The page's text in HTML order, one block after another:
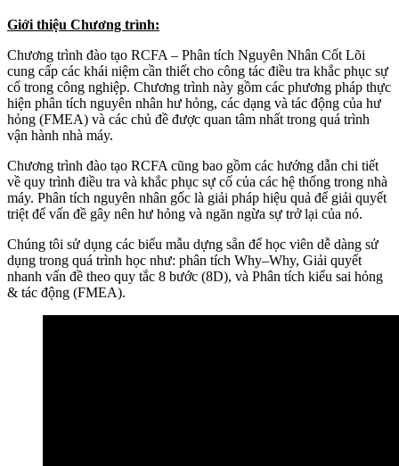
Giới thiệu Chương trình:
Chương trình đào tạo RCFA – Phân tích Nguyên Nhân Cốt Lõi
cung cấp các khái niệm cần thiết cho công tác điều tra khắc phục sự
cố trong công nghiệp. Chương trình này gồm các phương pháp thực
hiện phân tích nguyên nhân hư hỏng, các dạng và tác động của hư
hỏng (FMEA) và các chủ đề được quan tâm nhất trong quá trình
vận hành nhà máy.
Chương trình đào tạo RCFA cũng bao gồm các hướng dẫn chi tiết
về quy trình điều tra và khắc phục sự cố của các hệ thống trong nhà
máy. Phân tích nguyên nhân gốc là giải pháp hiệu quả để giải quyết
triệt để vấn đề gây nên hư hỏng và ngăn ngừa sự trở lại của nó.
Chúng tôi sử dụng các biểu mẫu dựng sẵn để học viên dễ dàng sử
dụng trong quá trình học như: phân tích Why–Why, Giải quyết
nhanh vấn đề theo quy tắc 8 bước (8D), và Phân tích kiểu sai hỏng
& tác động (FMEA).